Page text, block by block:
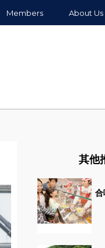
Members About Us
其他
合